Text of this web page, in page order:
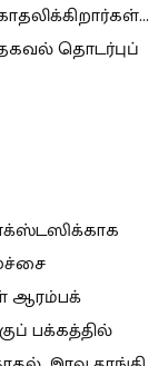
தொடர்புப்
ஆரம்பக்
பக்கத்தில்